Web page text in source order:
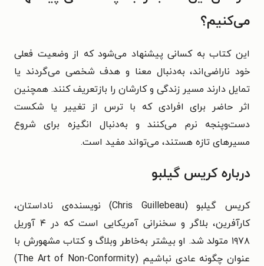
می‌کنیم؟
این کتاب به کسانی پیشنهاد می‌شود که از وضعیت فعلی
خود ناراضی‌اند، به‌دنبال معنا و هدف شخصی می‌گردند یا
تمایل دارند مسیر زندگی و کارشان را بازتعریف کنند. همچنین
اثر حاضر برای افرادی که با ترس از تغییر یا شکست
دست‌وپنجه نرم می‌کنند و به‌دنبال انگیزه برای شروع
مسیرهای تازه هستند، می‌تواند مفید است.
دربارهکریس گیلبو
کریس گیلبو (Chris Guillebeau) نویسنده‌ی ناداستان،
کارآفرین، بلاگر و سخنرانی آمریکایی است که در ۴ آوریل
۱۹۷۸ متولد شد. او بیشتر به‌خاطر وبلاگ و کتاب مشهورش با
عنوان چگونه عادی نباشیم (The Art of Non-Conformity)